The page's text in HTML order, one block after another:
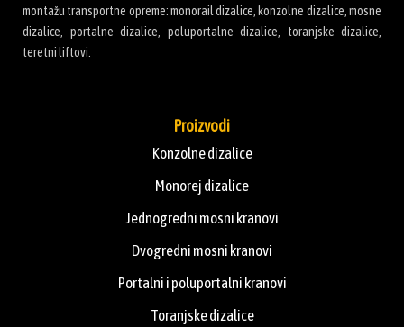
montažu transportne opreme: monorail dizalice, konzolne dizalice, mosne
dizalice, portalne dizalice, poluportalne dizalice, toranjske dizalice,
teretni liftovi.
Proizvodi
Konzolne dizalice
Monorej dizalice
Jednogredni mosni kranovi
Dvogredni mosni kranovi
Portalni i poluportalni kranovi
Toranjske dizalice